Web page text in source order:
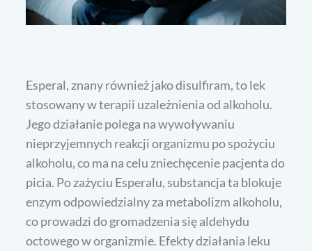
Esperal, znany również jako disulfiram, to lek
stosowany w terapii uzależnienia od alkoholu.
Jego działanie polega na wywoływaniu
nieprzyjemnych reakcji organizmu po spożyciu
alkoholu, co ma na celu zniechęcenie pacjenta do
picia. Po zażyciu Esperalu, substancja ta blokuje
enzym odpowiedzialny za metabolizm alkoholu,
co prowadzi do gromadzenia się aldehydu
octowego w organizmie. Efekty działania leku